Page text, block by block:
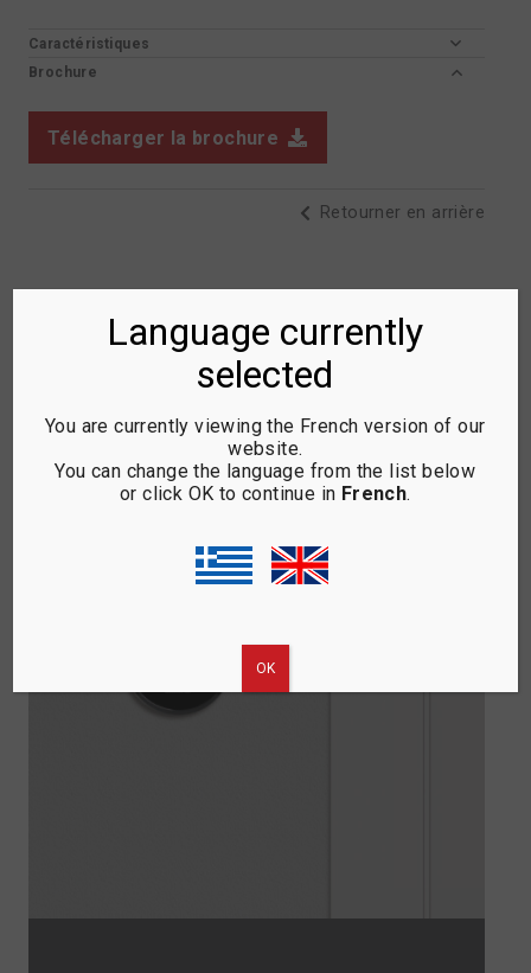
Caractéristiques
Brochure
Télécharger la brochure
Retourner en arrière
Language currently
selected
You are currently viewing the French version of our
website.
You can change the language from the list below
or click OK to continue in French.
ΟΚ